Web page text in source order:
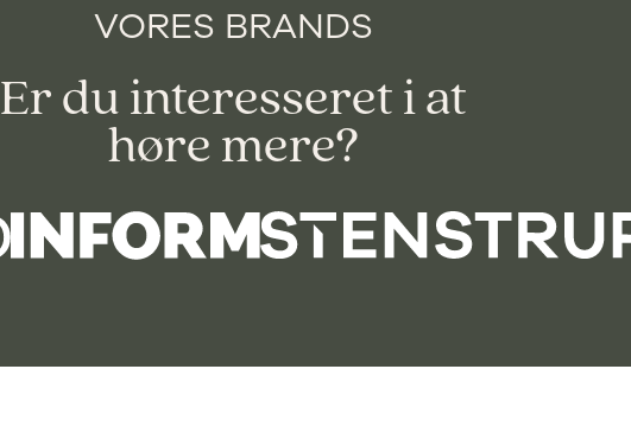
VORES BRANDS
Er du interesseret i at
høre mere?